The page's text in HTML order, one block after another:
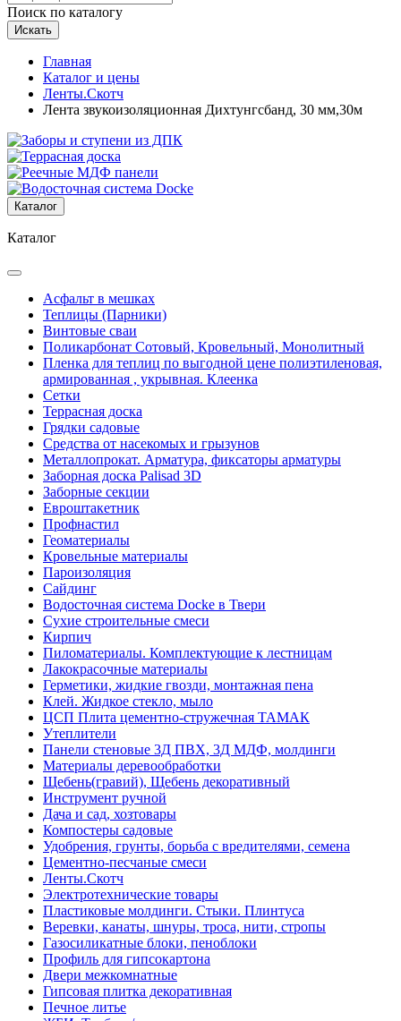
Поиск по каталогу
Искать
Главная
Каталог и цены
Ленты.Скотч
Лента звукоизоляционная Дихтунгсбанд, 30 мм,30м
Каталог
Каталог
Асфальт в мешках
Теплицы (Парники)
Винтовые сваи
Поликарбонат Сотовый, Кровельный, Монолитный
Пленка для теплиц по выгодной цене полиэтиленовая,
армированная , укрывная. Клеенка
Сетки
Террасная доска
Грядки садовые
Средства от насекомых и грызунов
Металлопрокат. Арматура, фиксаторы арматуры
Заборная доска Palisad 3D
Заборные секции
Евроштакетник
Профнастил
Геоматериалы
Кровельные материалы
Пароизоляция
Сайдинг
Водосточная система Docke в Твери
Сухие строительные смеси
Кирпич
Пиломатериалы. Комплектующие к лестницам
Лакокрасочные материалы
Герметики, жидкие гвозди, монтажная пена
Клей. Жидкое стекло, мыло
ЦСП Плита цементно-стружечная ТАМАК
Утеплители
Панели стеновые 3Д ПВХ, 3Д МДФ, молдинги
Материалы деревообработки
Щебень(гравий), Щебень декоративный
Инструмент ручной
Дача и сад, хозтовары
Компостеры садовые
Удобрения, грунты, борьба с вредителями, семена
Цементно-песчаные смеси
Ленты.Скотч
Электротехнические товары
Пластиковые молдинги. Стыки. Плинтуса
Веревки, канаты, шнуры, троса, нити, стропы
Газосиликатные блоки, пеноблоки
Профиль для гипсокартона
Двери межкомнатные
Гипсовая плитка декоративная
Печное литье